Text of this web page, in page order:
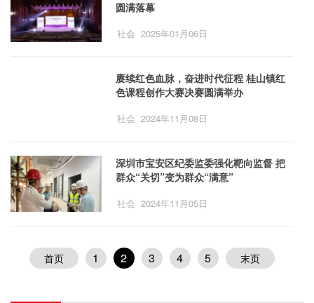
圆满落幕
社会 2025年01月06日
赓续红色血脉，奋进时代征程 桂山镇红
色课程创作大赛决赛圆满举办
社会 2024年11月08日
深圳市宝安区纪委监委强化靶向监督 把
群众“关切”变为群众“满意”
社会 2024年11月05日
首页 1 2 3 4 5 末页